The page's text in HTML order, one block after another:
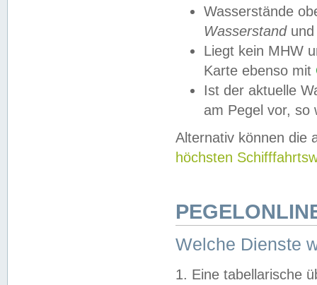
Wasserstände
Wasserstandund
Liegt kein MHW
Karte ebenso mit
Ist der aktuelle
am Pegel vor,
Alternativ können die
höchsten
Welche Dienste
1. Eine tabellarische